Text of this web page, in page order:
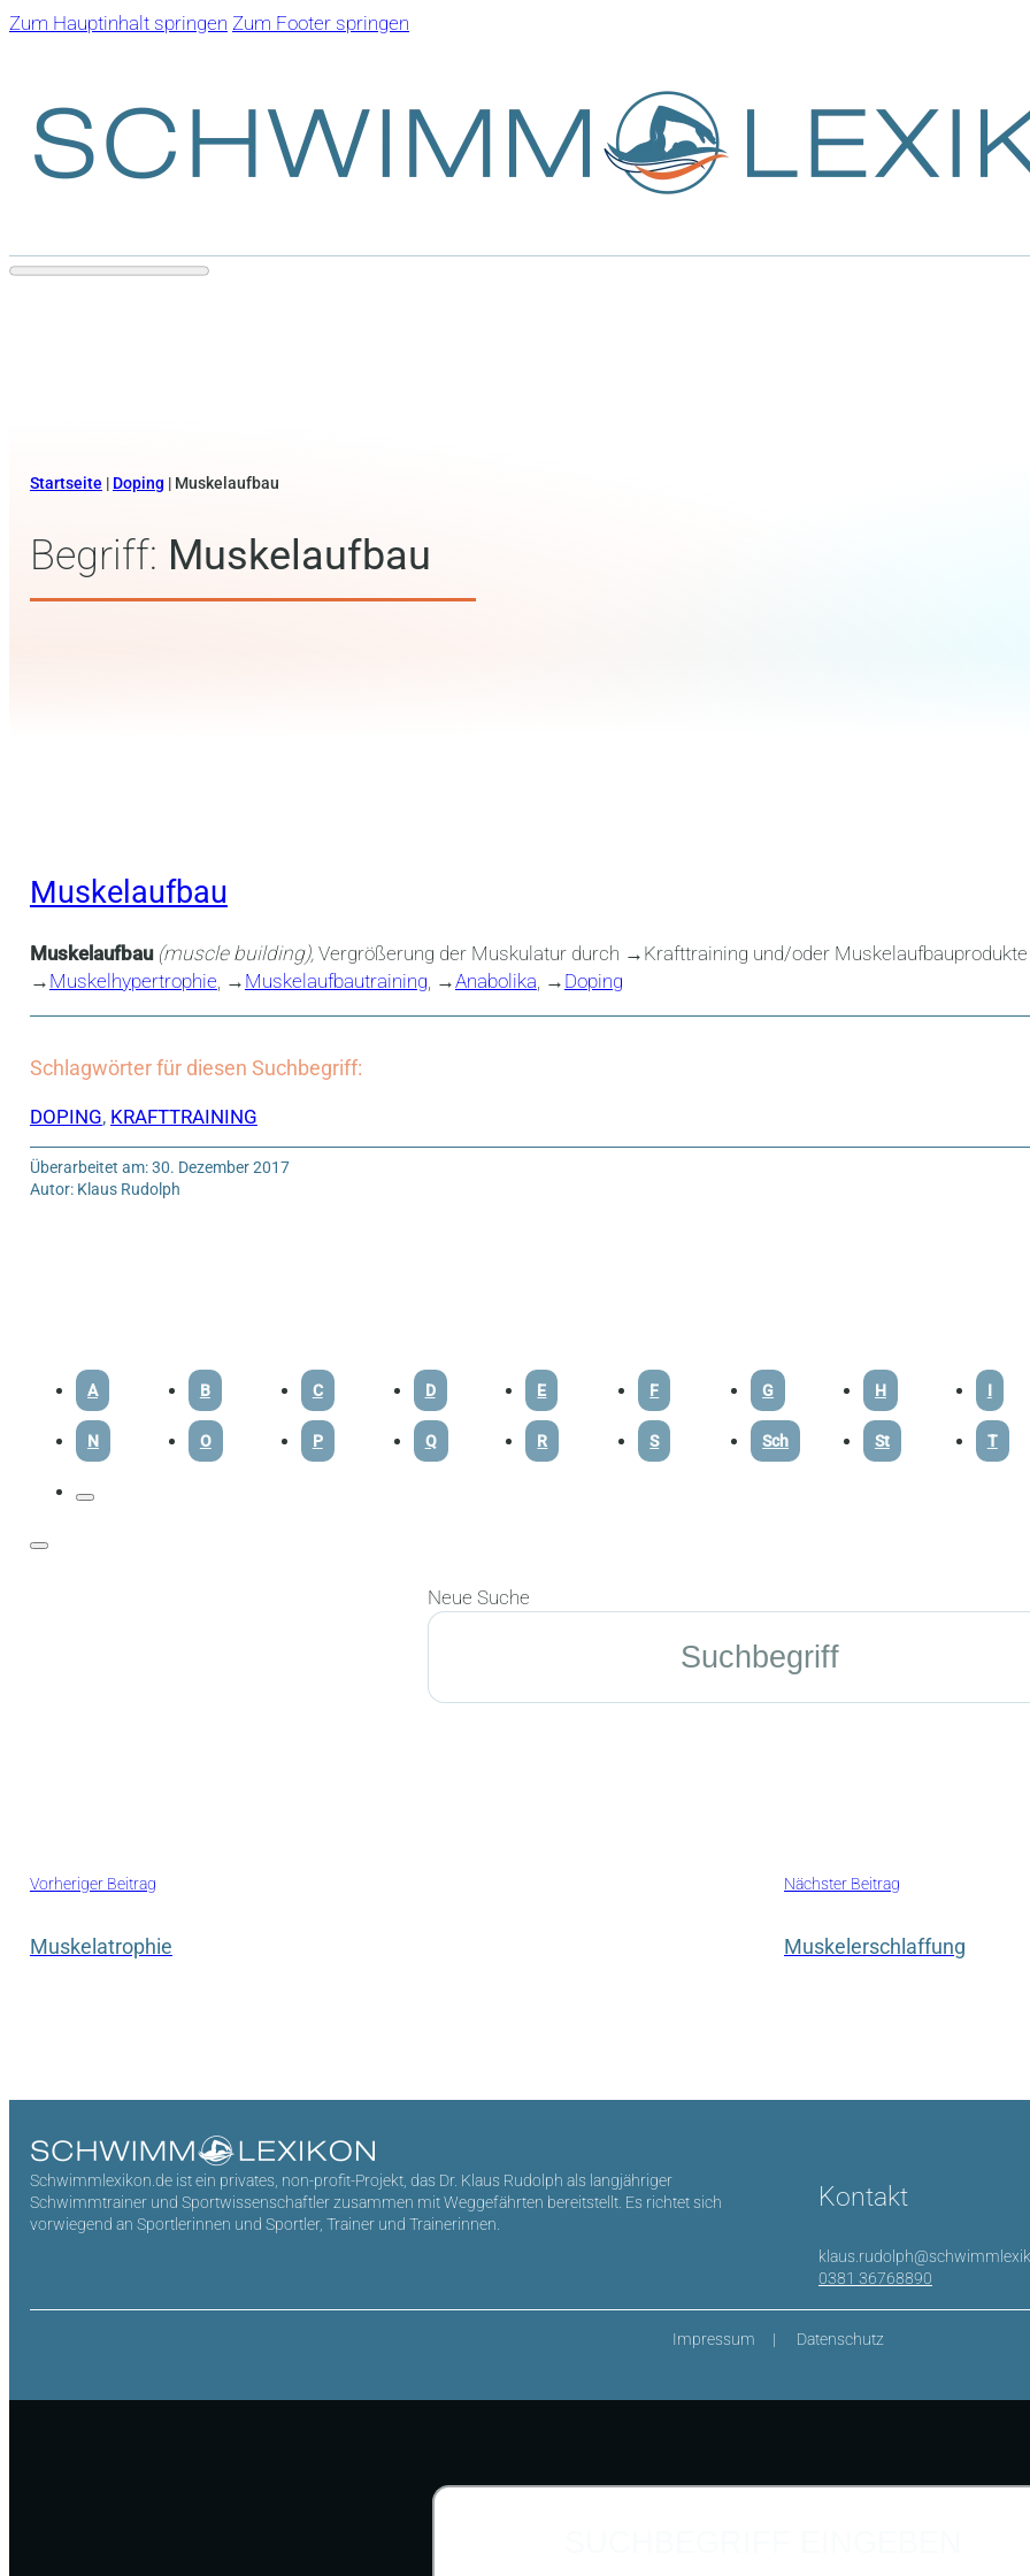
Zum Hauptinhalt springen Zum Footer springen
Startseite | Doping | Muskelaufbau
Begriff: Muskelaufbau
Muskelaufbau
Muskelaufbau (muscle building), Vergrößerung der Muskulatur durch →Krafttraining und/oder Muskelaufbauprodukte
→ Muskelhypertrophie, → Muskelaufbautraining, →Anabolika, → Doping
Schlagwörter für diesen Suchbegriff:
DOPING, KRAFTTRAINING
Überarbeitet am: 30. Dezember 2017
Autor: Klaus Rudolph
A B C D E F G H I
N O P Q R S Sch St T
Neue Suche
Suchen
Vorheriger Beitrag
Muskelatrophie
Nächster Beitrag
Muskelerschlaffung
Schwimmlexikon.de ist ein privates, non-profit-Projekt, das Dr. Klaus Rudolph als langjähriger
Schwimmtrainer und Sportwissenschaftler zusammen mit Weggefährten bereitstellt. Es richtet sich
vorwiegend an Sportlerinnen und Sportler, Trainer und Trainerinnen.
Kontakt
0381 36768890
Impressum Datenschutz
Suchen